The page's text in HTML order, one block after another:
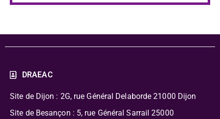
DRAEAC
Site de Dijon : 2G, rue Général Delaborde 21000 Dijon
Site de Besançon : 5, rue Général Sarrail 25000